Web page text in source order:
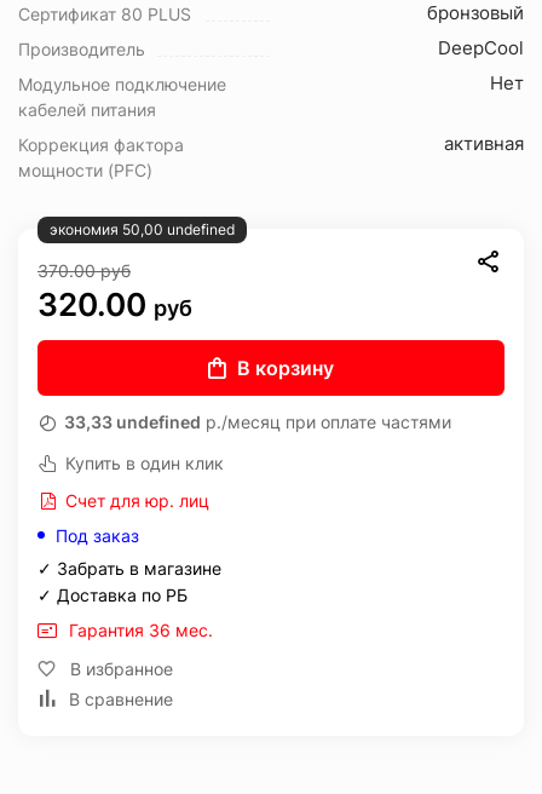
Сертификат 80 PLUS бронзовый
Производитель DeepCool
Модульное подключение
кабелей питания
Нет
Коррекция фактора
мощности (PFC)
активная
экономия 50,00 undefined
370.00руб
320.00 руб
В корзину
33,33 undefined р./месяц при оплате частями
Купить в один клик
Счет для юр. лиц
Под заказ
✓ Забрать в магазине
✓ Доставка по РБ
Гарантия 36 мес.
В избранное
В сравнение